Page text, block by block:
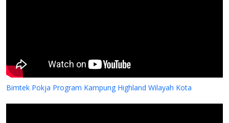
Bimtek Pokja Program Kampung Highland Wilayah Kota